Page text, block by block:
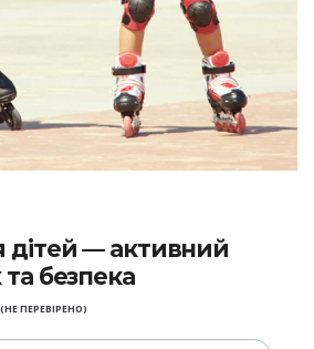
дітей — активний
безпека
ПЕРЕВІРЕНО)